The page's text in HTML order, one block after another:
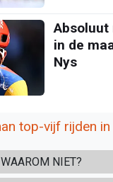
Absoluut
in de
Nys
top-vijf rijden in
NIET?